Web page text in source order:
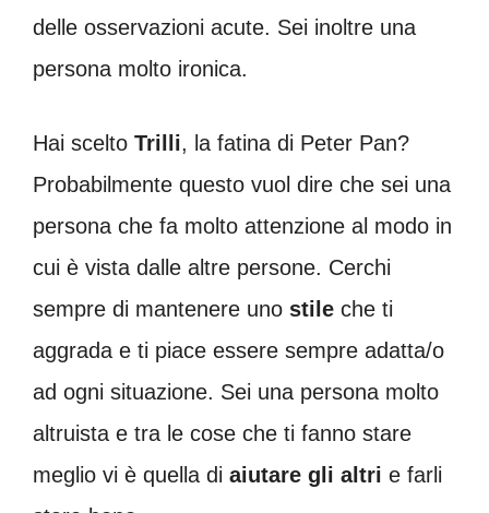
delle osservazioni acute. Sei inoltre una
persona molto ironica.
Hai scelto Trilli, la fatina di Peter Pan?
Probabilmente questo vuol dire che sei una
persona che fa molto attenzione al modo in
cui è vista dalle altre persone. Cerchi
sempre di mantenere uno stile che ti
aggrada e ti piace essere sempre adatta/o
ad ogni situazione. Sei una persona molto
altruista e tra le cose che ti fanno stare
meglio vi è quella di aiutare gli altri e farli